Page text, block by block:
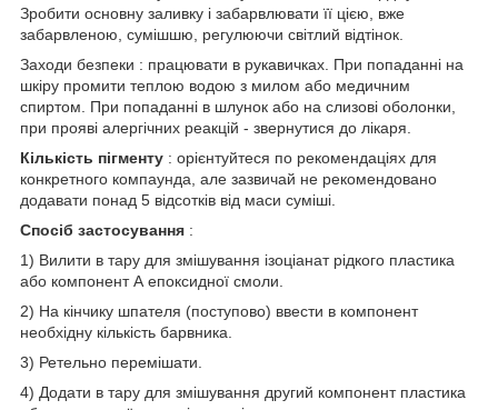
Зробити основну заливку і забарвлювати її цією, вже
забарвленою, сумішшю, регулюючи світлий відтінок.
Заходи безпеки : працювати в рукавичках. При попаданні на
шкіру промити теплою водою з милом або медичним
спиртом. При попаданні в шлунок або на слизові оболонки,
при прояві алергічних реакцій - звернутися до лікаря.
Кількість пігменту : орієнтуйтеся по рекомендаціях для
конкретного компаунда, але зазвичай не рекомендовано
додавати понад 5 відсотків від маси суміші.
Спосіб застосування :
1) Вилити в тару для змішування ізоціанат рідкого пластика
або компонент А епоксидної смоли.
2) На кінчику шпателя (поступово) ввести в компонент
необхідну кількість барвника.
3) Ретельно перемішати.
4) Додати в тару для змішування другий компонент пластика